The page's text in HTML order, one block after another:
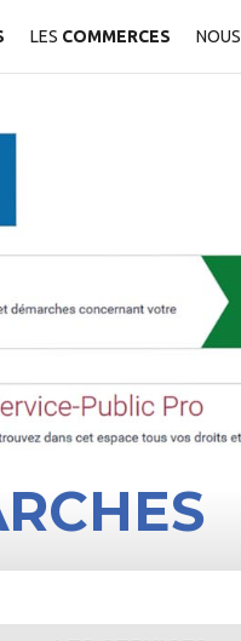
LES COMMERCES NOUS